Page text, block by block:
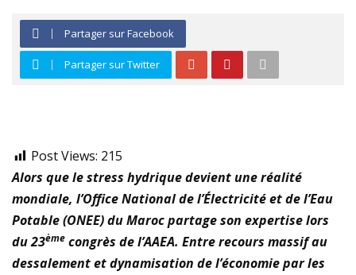
Partager sur Facebook
Partager sur Twitter
Post Views: 215
Alors que le stress hydrique devient une réalité
mondiale, l’Office National de l’Électricité et de l’Eau
Potable (ONEE) du Maroc partage son expertise lors
du 23ème congrès de l’AAEA. Entre recours massif au
dessalement et dynamisation de l’économie par les